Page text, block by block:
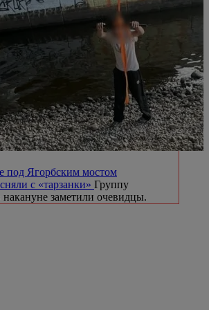
под Ягорбским мостом
с «тарзанки» Группу
заметили очевидцы.